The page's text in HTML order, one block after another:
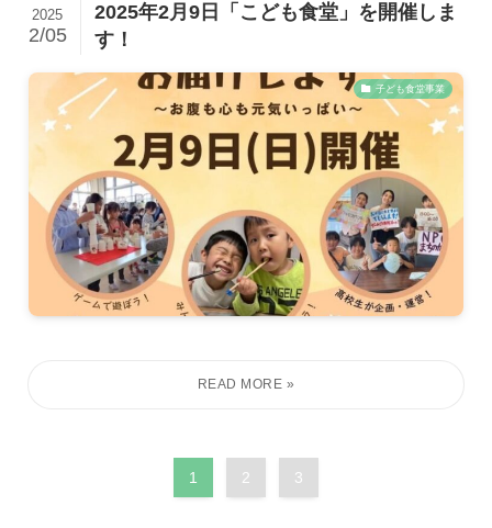
2025年2月9日「こども食堂」を開催しま
す！
2025
2/05
子ども食堂事業
1 2 3